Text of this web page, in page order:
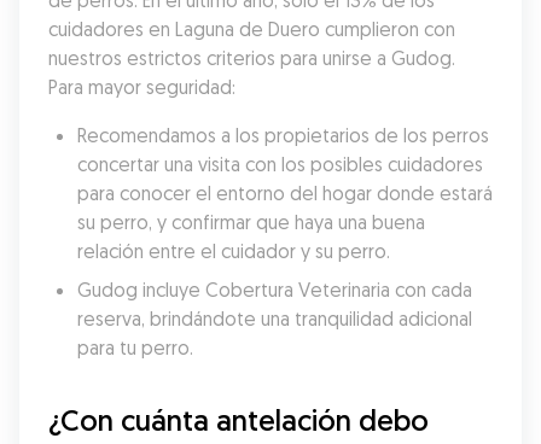
cuidadores en Laguna de Duero cumplieron con
nuestros estrictos criterios para unirse a Gudog.
Para mayor seguridad:
Recomendamos a los propietarios de los perros
concertar una visita con los posibles cuidadores
para conocer el entorno del hogar donde estará
su perro, y confirmar que haya una buena
relación entre el cuidador y su perro.
Gudog incluye Cobertura Veterinaria con cada
reserva, brindándote una tranquilidad adicional
para tu perro.
¿Con cuánta antelación debo